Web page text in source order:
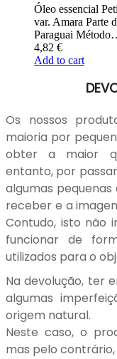
Óleo essencial
var. Amara Parte
Paraguai
4,82 €
Add to cart
Os nossos
maioria por
obter a maior
entanto, por
algumas
receber e a
Contudo, isto não
funcionar de
utilizados para o
Na devolução, ter
algumas
origem natural.
Neste caso, o
mas pelo